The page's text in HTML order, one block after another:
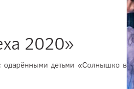
2020»
одарёнными детьми «Солнышко в